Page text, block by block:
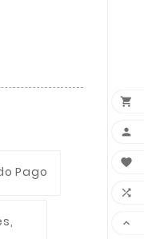
Pago




